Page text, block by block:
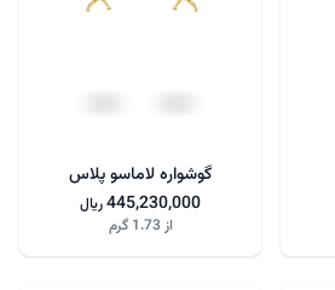
گوشواره لاماسو پلاس
445,230,000ریال
از 1.73 گرم